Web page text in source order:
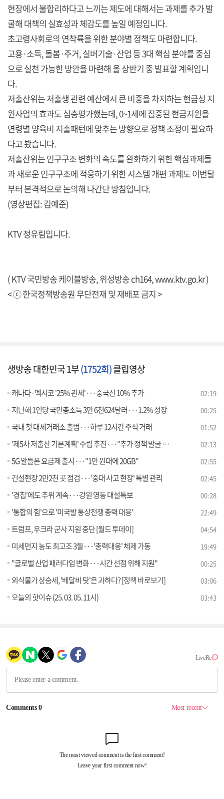
현장에서 불합리하다고 느끼는 제도에 대해서는 과제를 추가 발
굴해 대책의 실효성과 체감도를 높일 예정입니다.
초고령사회로의 연착륙을 위한 분야별 정책도 마련합니다.
고용·소득, 돌봄·주거, 실버기술·산업 등 3대 핵심 분야를 중심
으로 실천 가능한 방안을 마련해 올 상반기 중 발표할 계획입니
다.
저출산위는 저출생 관련 예산에서 큰 비중을 차지하는 현금성 지
원사업의 효과도 심층평가했는데, 0~1세에 집중된 현금지원을
연령별 양육비 지출패턴에 맞추는 방향으로 정책 조정이 필요하
다고 봤습니다.
저출산위는 인구구조 변화의 속도를 완화하기 위한 핵심과제들
과 새로운 인구구조에 적응하기 위한 시스템 개편 과제도 이번달
부터 본격적으로 논의해 나간단 방침입니다.
(영상편집: 김예준)
KTV 정유림입니다.
( KTV 국민방송 케이블방송, 위성방송 ch164,www.ktv.go.kr)
< ⓒ 한국정책방송원 무단전재 및 재배포 금지 >
생방송 대한민국 1부(1752회)클립영상
캐나다·멕시코 '25% 관세'···중국산 10% 추가 02:19
지난해 1인당 국민총소득 3만 6천624달러···1.2% 성장 00:25
국내 첫 대체거래소 출범···하루 12시간 주식 거래 01:52
'제5차 저출산 기본계획' 수립 추진···"추가 정책 발굴 박차" 02:13
5G 알뜰폰 요금제 출시···"1만 원대에 20GB" 02:55
건설현장 2만2천 곳 점검···'중대 사고 현장' 특별 관리 02:45
'경칩'에도 추위 계속···강원 영동 대설특보 00:28
'통합의 힘'으로 '미국발 통상전쟁 총력 대응' 22:49
트럼프, 우크라 군사 지원 중단 [월드 투데이] 04:54
미세먼지 농도 최고조 3월···'총력대응' 체제 가동 19:49
"글로벌 산업 패러다임 변화···시간 선점 위해 지원" 00:25
외식물가 상승세, '배달비 탓'은 과하다? [정책 바로보기] 03:06
오늘의 핫이슈 (25. 03. 05. 11시) 03:43